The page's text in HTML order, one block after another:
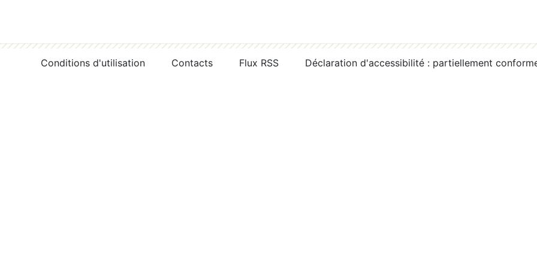
Conditions d'utilisation Contacts Flux RSS Déclaration d'accessibilité : partiellement